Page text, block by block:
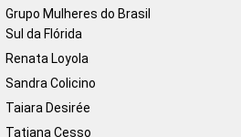
Grupo Mulheres do Brasil
Sul da Flórida
Renata Loyola
Sandra Colicino
Taiara Desirée
Tatiana Cesso